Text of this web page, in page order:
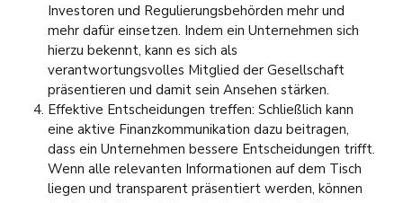
Investoren und Regulierungsbehörden mehr und
mehr dafür einsetzen. Indem ein Unternehmen sich
hierzu bekennt, kann es sich als
verantwortungsvolles Mitglied der Gesellschaft
präsentieren und damit sein Ansehen stärken.
Effektive Entscheidungen treffen: Schließlich kann
eine aktive Finanzkommunikation dazu beitragen,
dass ein Unternehmen bessere Entscheidungen trifft.
Wenn alle relevanten Informationen auf dem Tisch
liegen und transparent präsentiert werden, können